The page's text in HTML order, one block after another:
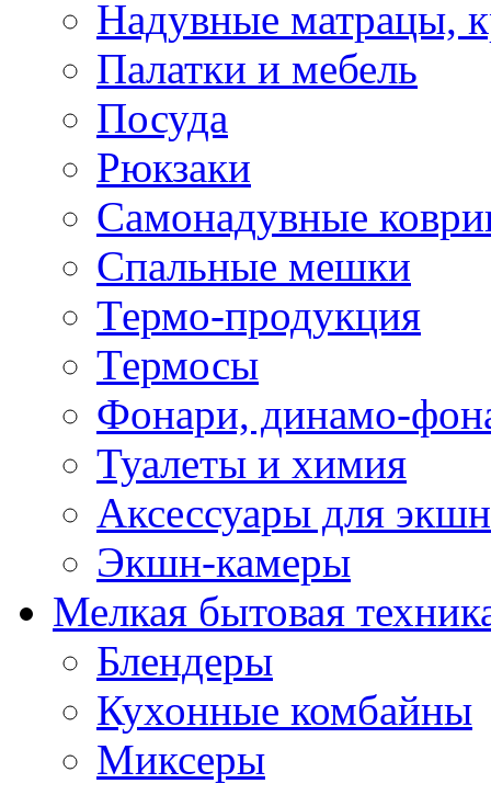
Надувные матрацы,
Палатки и мебель
Посуда
Рюкзаки
Самонадувные
Спальные мешки
Термо-продукция
Термосы
Фонари, динамо-
Туалеты и химия
Аксессуары для
Экшн-камеры
Мелкая бытовая
Блендеры
Кухонные комбайны
Миксеры